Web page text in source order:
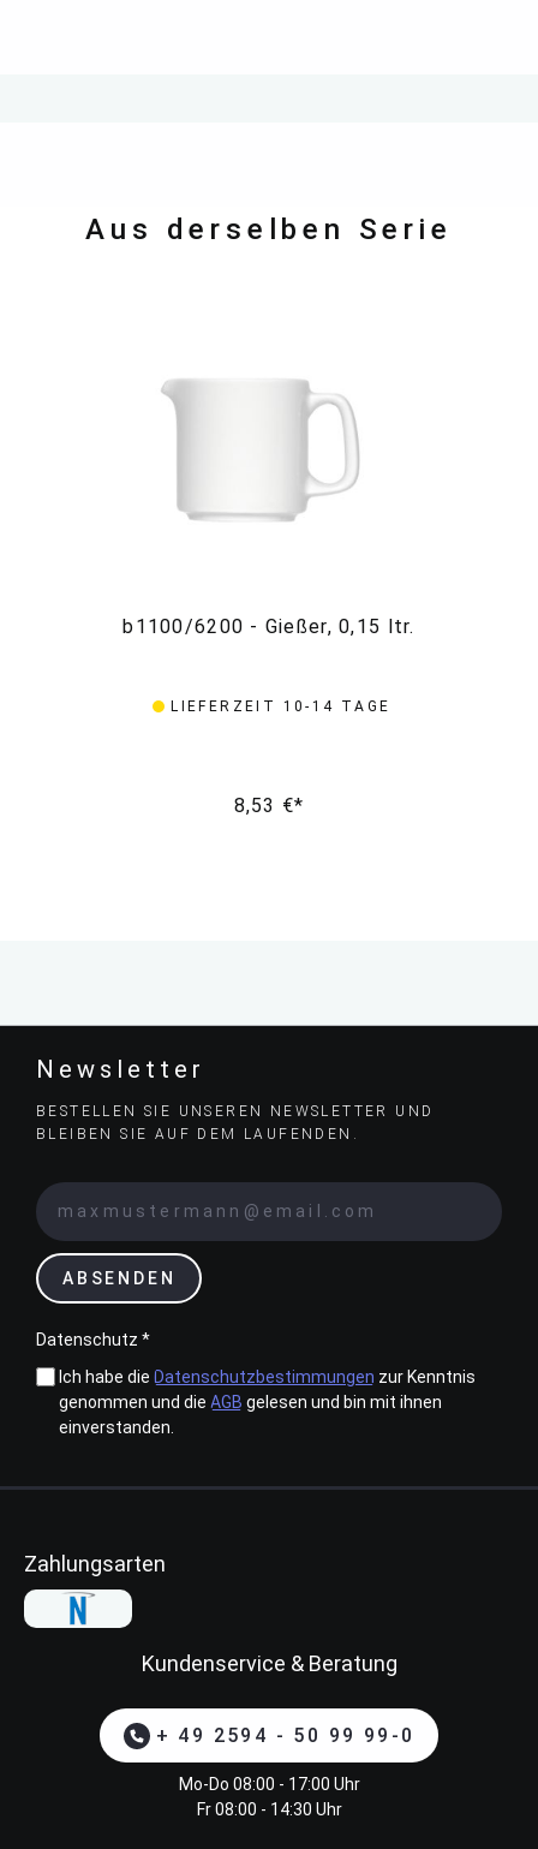
Aus derselben Serie
b1100/6200 - Gießer, 0,15 ltr.
LIEFERZEIT 10-14 TAGE
8,53 €*
Newsletter
BESTELLEN SIE UNSEREN NEWSLETTER UND
BLEIBEN SIE AUF DEM LAUFENDEN.
ABSENDEN
Datenschutz *
Ich habe die Datenschutzbestimmungen zur Kenntnis
genommen und die AGB gelesen und bin mit ihnen
einverstanden.
Zahlungsarten
Kundenservice & Beratung
+ 49 2594 - 50 99 99-0
Mo-Do 08:00 - 17:00 Uhr
Fr 08:00 - 14:30 Uhr